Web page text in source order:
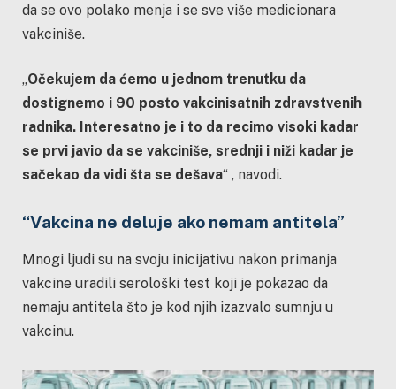
da se ovo polako menja i se sve više medicionara
vakciniše.
„Očekujem da ćemo u jednom trenutku da
dostignemo i 90 posto vakcinisatnih zdravstvenih
radnika. Interesatno je i to da recimo visoki kadar
se prvi javio da se vakciniše, srednji i niži kadar je
sačekao da vidi šta se dešava“ , navodi.
“Vakcina ne deluje ako nemam antitela”
Mnogi ljudi su na svoju inicijativu nakon primanja
vakcine uradili serološki test koji je pokazao da
nemaju antitela što je kod njih izazvalo sumnju u
vakcinu.